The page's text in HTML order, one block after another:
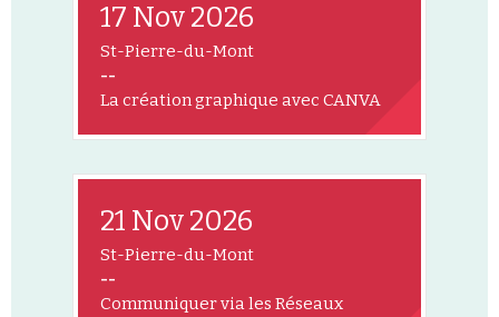
17 Nov 2026
St-Pierre-du-Mont
--
La création graphique avec CANVA
21 Nov 2026
St-Pierre-du-Mont
--
Communiquer via les Réseaux